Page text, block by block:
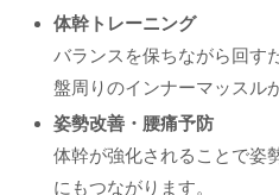
体幹トレーニング
バランスを保ちながら回す
盤周りのインナーマッスル
姿勢改善・腰痛予防
体幹が強化されることで姿
にもつながります。